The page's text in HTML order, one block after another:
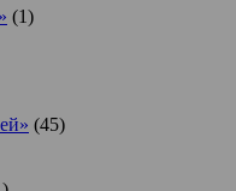
(1)
(45)